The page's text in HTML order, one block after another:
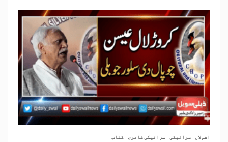
اشولال سرائیکی سرائیکی شاعری کتاب